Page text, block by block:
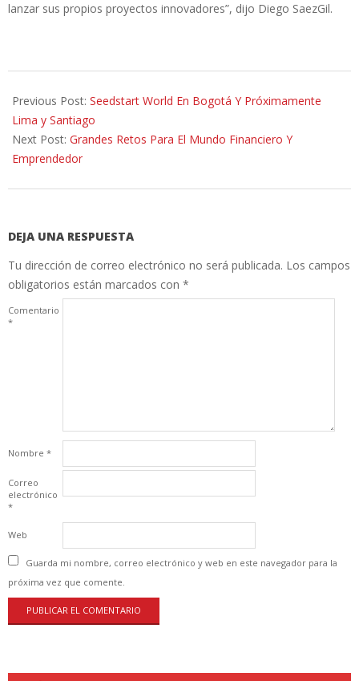
lanzar sus propios proyectos innovadores”, dijo Diego SaezGil.
10-
30
Previous Post: Seedstart World En Bogotá Y Próximamente
Lima y Santiago
Next Post: Grandes Retos Para El Mundo Financiero Y
Emprendedor
DEJA UNA RESPUESTA
Tu dirección de correo electrónico no será publicada. Los campos
obligatorios están marcados con *
Comentario
*
Nombre *
Correo
electrónico
*
Web
Guarda mi nombre, correo electrónico y web en este navegador para la
próxima vez que comente.